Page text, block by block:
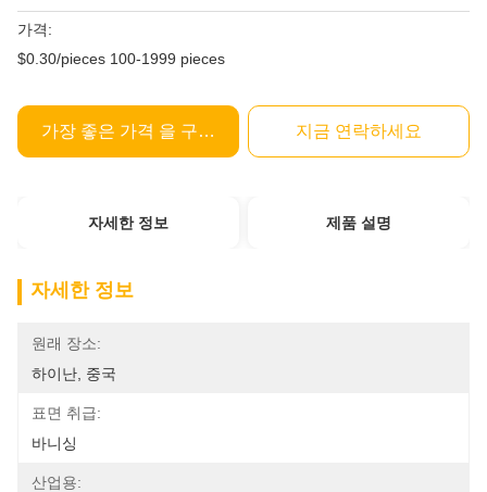
가격:
$0.30/pieces 100-1999 pieces
가장 좋은 가격 을 구하라 지금 연락하세요
자세한 정보 제품 설명
자세한 정보
원래 장소:
하이난, 중국
표면 취급:
바니싱
산업용: